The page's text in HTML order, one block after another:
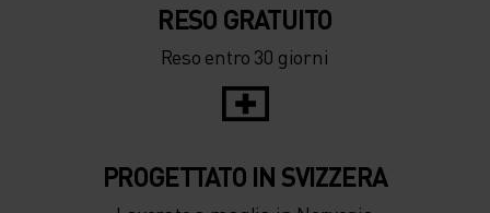
RESO GRATUITO
Reso entro 30 giorni
PROGETTATO IN SVIZZERA